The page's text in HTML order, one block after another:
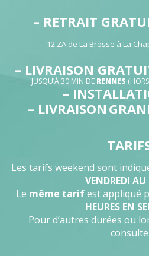
– RETRAIT
12 ZA de La Brosse à La
– LIVRAISON
JUSQU’À 30 MIN DE RENNES
–
– LIVRAISON
Les tarifs weekend sont
VENDREDI
Le même tarifest appliqué
HEURES EN
Pour d’autres durées ou